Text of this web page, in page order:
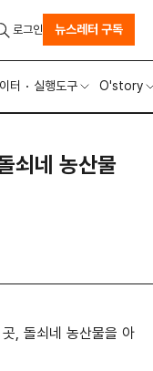
터 실행도구 O'story
로그인 뉴스레터 구독
쇠네 농산물
, 돌쇠네 농산물을 아